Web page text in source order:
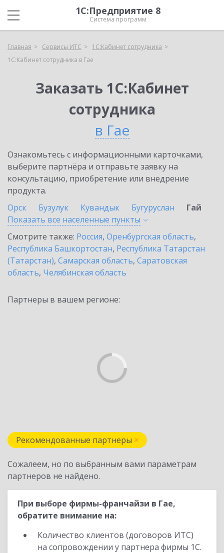
1С:Предприятие 8
Система программ
Главная Сервисы ИТС
1С:Кабинет сотрудника
1С:Кабинет сотрудника в Гае
Заказать 1С:Кабинет
сотрудника
в Гае
Ознакомьтесь с информационными карточками,
выберите партнёра и отправьте заявку на
консультацию, приобретение или внедрение
продукта.
Орск
Бузулук Кувандык Бугуруслан
Гай
Показать все населенные пункты
Смотрите также: Россия, Оренбургская область,
Республика Башкортостан, Республика Татарстан
(Татарстан), Самарская область, Саратовская
область, Челябинская область
Партнеры в вашем регионе:
Рекомендованные партнеры
Сожалеем, но по выбранным вами параметрам
партнеров не найдено.
При выборе фирмы-франчайзи в Гае,
обратите внимание на:
Количество клиентов (договоров ИТС)
на сопровождении у партнера фирмы 1С.